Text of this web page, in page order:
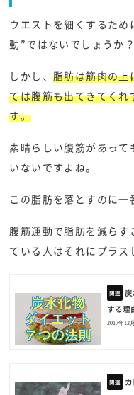
ウエストを細くするた
動”ではないでしょうか？
しかし、脂肪は筋肉の上
ては腹筋も出てきてく
す。
素晴らしい腹筋があっ
いないですよね。
この脂肪を落とすのに一
腹筋運動で脂肪を減ら
ている人はそれにプラス
する理
2017年12